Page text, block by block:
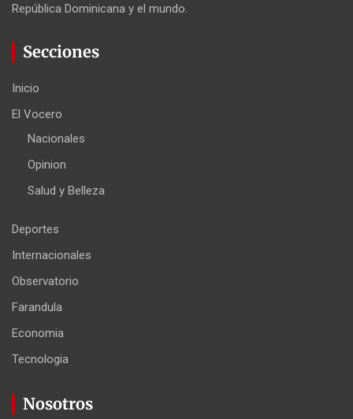
República Dominicana y el mundo.
Secciones
Inicio
El Vocero
Nacionales
Opinion
Salud y Belleza
Deportes
Internacionales
Observatorio
Farandula
Economia
Tecnologia
Nosotros